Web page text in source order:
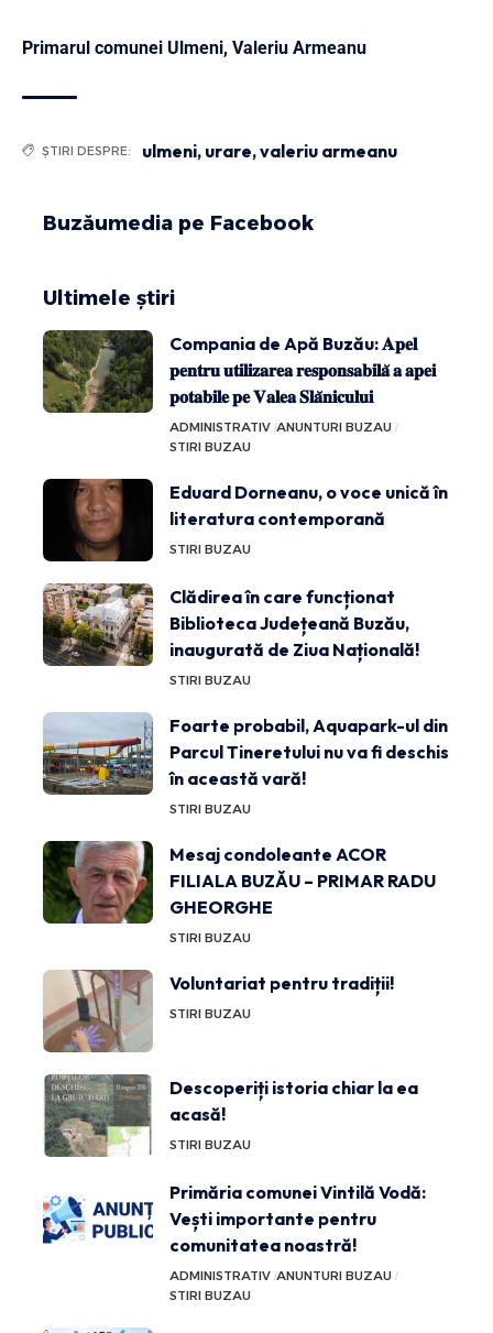
Primarul comunei Ulmeni, Valeriu Armeanu
ȘTIRI DESPRE: ulmeni, urare,valeriu armeanu
Buzăumedia pe Facebook
Ultimele știri
Compania de Apă Buzău: 𝐀𝐩𝐞𝐥
𝐩𝐞𝐧𝐭𝐫𝐮 𝐮𝐭𝐢𝐥𝐢𝐳𝐚𝐫𝐞𝐚 𝐫𝐞𝐬𝐩𝐨𝐧𝐬𝐚𝐛𝐢𝐥𝐚̆ 𝐚 𝐚𝐩𝐞𝐢
𝐩𝐨𝐭𝐚𝐛𝐢𝐥𝐞 𝐩𝐞 𝐕𝐚𝐥𝐞𝐚 𝐒𝐥𝐚̆𝐧𝐢𝐜𝐮𝐥𝐮𝐢
ADMINISTRATIV ANUNTURI BUZAU
STIRI BUZAU
Eduard Dorneanu, o voce unică în
literatura contemporană
STIRI BUZAU
Clădirea în care funcționat
Biblioteca Județeană Buzău,
inaugurată de Ziua Națională!
STIRI BUZAU
Foarte probabil, Aquapark-ul din
Parcul Tineretului nu va fi deschis
în această vară!
STIRI BUZAU
Mesaj condoleante ACOR
FILIALA BUZĂU – PRIMAR RADU
GHEORGHE
STIRI BUZAU
Voluntariat pentru tradiții!
STIRI BUZAU
Descoperiți istoria chiar la ea
acasă!
STIRI BUZAU
Primăria comunei Vintilă Vodă:
Vești importante pentru
comunitatea noastră!
ADMINISTRATIV ANUNTURI BUZAU
STIRI BUZAU